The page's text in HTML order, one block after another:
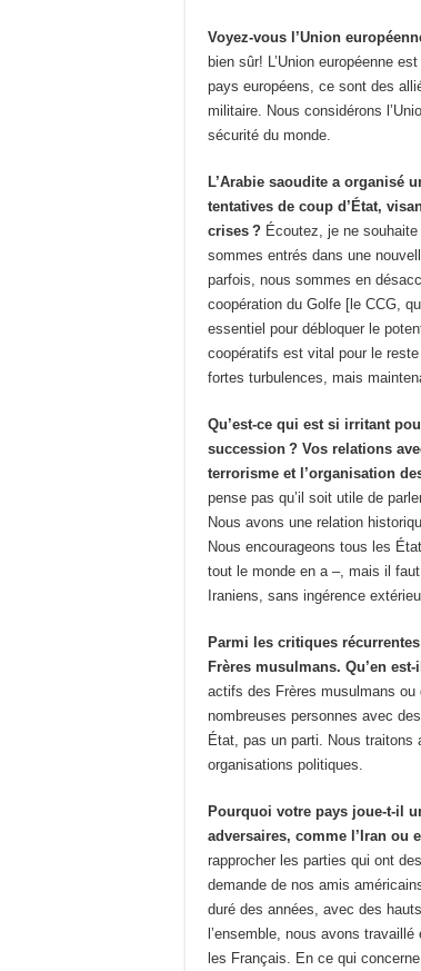
Voyez-vous l’Union
bien sûr! L’Union européenne
pays européens, ce sont des
militaire. Nous considérons
sécurité du monde.
L’Arabie saoudite a organisé
tentatives de coup d’État,
crises ? Écoutez, je ne
sommes entrés dans une
parfois, nous sommes en
coopération du Golfe [le CCG,
essentiel pour débloquer le
coopératifs est vital pour le
fortes turbulences, mais
Qu’est-ce qui est si irritant
succession ? Vos relations
terrorisme et l’organisation
pense pas qu’il soit utile de
Nous avons une relation
Nous encourageons tous les
tout le monde en a –, mais il
Iraniens, sans ingérence
Parmi les critiques
Frères musulmans. Qu’en est-
actifs des Frères musulmans ou
nombreuses personnes avec
État, pas un parti. Nous
organisations politiques.
Pourquoi votre pays joue-t-il
adversaires, comme l’Iran ou
rapprocher les parties qui ont
demande de nos amis
duré des années, avec des
l’ensemble, nous avons
les Français. En ce qui